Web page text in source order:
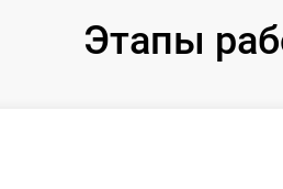
Этапы